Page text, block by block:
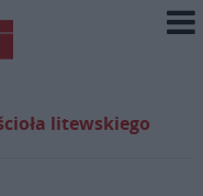
litewskiego